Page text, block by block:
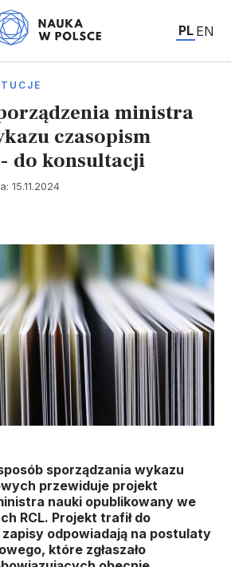
PL EN
ministra
czasopism
do konsultacji
15.11.2024
sporządzania wykazu
przewiduje projekt
nauki opublikowany we
RCL. Projekt trafił do
odpowiadają na postulaty
które zgłaszało